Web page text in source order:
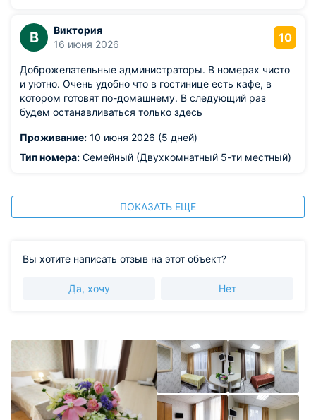
пешком от ЮУрГу.
В
Виктория
16 июня 2026
10
Доброжелательные администраторы. В номерах чисто
и уютно. Очень удобно что в гостинице есть кафе, в
котором готовят по-домашнему. В следующий раз
будем останавливаться только здесь
Проживание: 10 июня 2026 (5 дней)
Тип номера: Семейный (Двухкомнатный 5-ти местный)
ПОКАЗАТЬ ЕЩЕ
Вы хотите написать отзыв на этот объект?
Да, хочу Нет